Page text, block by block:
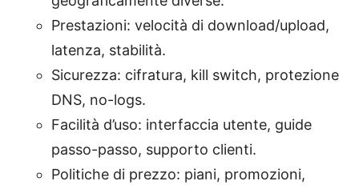
Prestazioni: velocità di download/upload,
latenza, stabilità.
Sicurezza: cifratura, kill switch, protezione
DNS, no-logs.
Facilità d’uso: interfaccia utente, guide
passo-passo, supporto clienti.
Politiche di prezzo: piani, promozioni,